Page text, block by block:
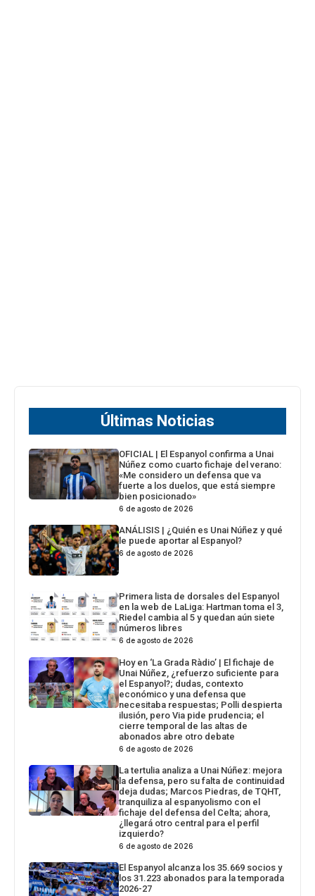
Últimas Noticias
OFICIAL | El Espanyol confirma a Unai
Núñez como cuarto fichaje del verano:
«Me considero un defensa que va
fuerte a los duelos, que está siempre
bien posicionado»
6 de agosto de 2026
ANÁLISIS | ¿Quién es Unai Núñez y qué
le puede aportar al Espanyol?
6 de agosto de 2026
Primera lista de dorsales del Espanyol
en la web de LaLiga: Hartman toma el 3,
Riedel cambia al 5 y quedan aún siete
números libres
6 de agosto de 2026
Hoy en ‘La Grada Ràdio’ | El fichaje de
Unai Núñez, ¿refuerzo suficiente para
el Espanyol?; dudas, contexto
económico y una defensa que
necesitaba respuestas; Polli despierta
ilusión, pero Via pide prudencia; el
cierre temporal de las altas de
abonados abre otro debate
6 de agosto de 2026
La tertulia analiza a Unai Núñez: mejora
la defensa, pero su falta de continuidad
deja dudas; Marcos Piedras, de TQHT,
tranquiliza al espanyolismo con el
fichaje del defensa del Celta; ahora,
¿llegará otro central para el perfil
izquierdo?
6 de agosto de 2026
El Espanyol alcanza los 35.669 socios y
los 31.223 abonados para la temporada
2026-27